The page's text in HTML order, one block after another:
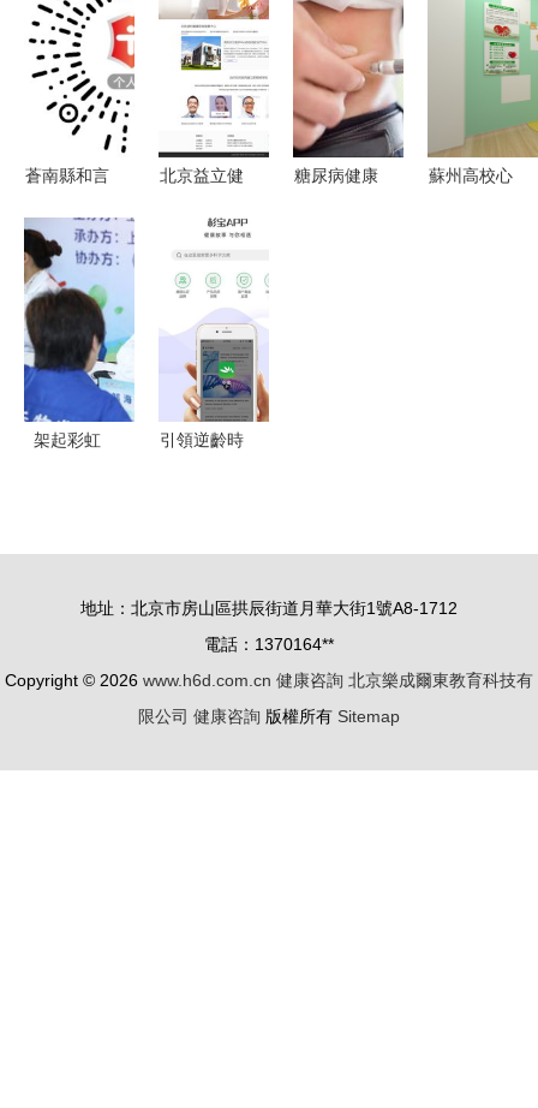
款頂級產品
推薦給你
康產業發展
之道 健康
咨詢
指南
四醫院打造
全國首個健
工作室
蒼南縣和言
詢服務部
專業健康咨
詢，守護家
庭健康
北京益立健
業導航
糖尿病健康
蘇州高校心
架起彩虹
咨詢活動紀
引領逆齡時
地址：北京市房山區拱辰街道月華大街1號A8-1712
電話：1370164**
Copyright © 2026 www.h6d.com.cn 健康咨詢 北京樂成爾東教育科技有
限公司 健康咨詢 版權所有 Sitemap